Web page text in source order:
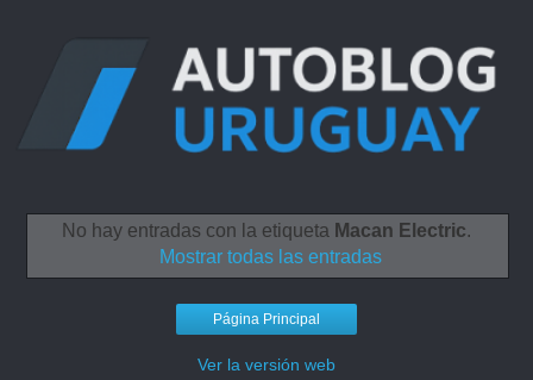
No hay entradas con la etiqueta Macan Electric.
Mostrar todas las entradas
Página Principal
Ver la versión web